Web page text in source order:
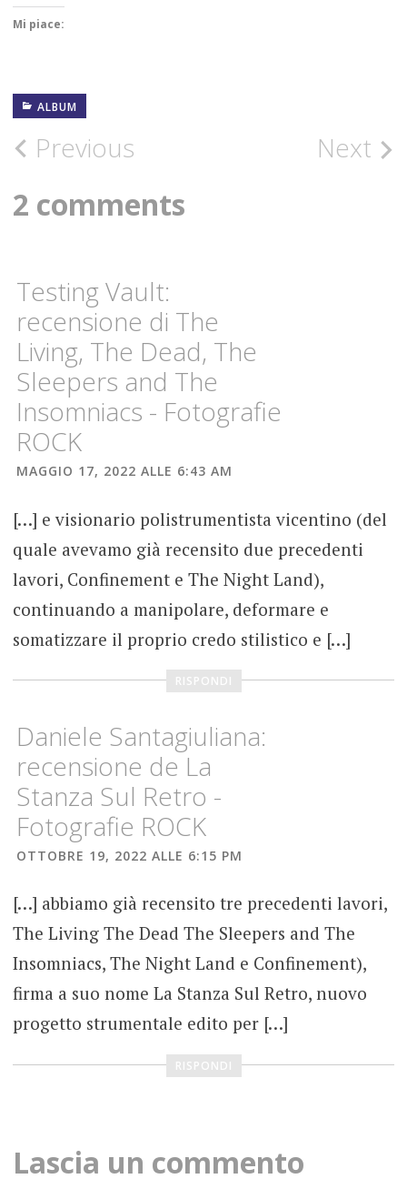
Mi piace:
ALBUM
30
GIUGNO
FOTOGRAFIE
RECORDS
INDUSTRIAL
SPERIMENTALE
MUSICA
CONCRETA
RECENSIONE
ALBUM
TESTING
NIGHT
Post
navigation
Previous Next
2 comments
Testing Vault:
recensione di The
Living, The Dead, The
Sleepers and The
Insomniacs - Fotografie
ROCK
MAGGIO 17, 2022 ALLE 6:43 AM
[…] e visionario polistrumentista vicentino (del
quale avevamo già recensito due precedenti
lavori, Confinement e The Night Land),
continuando a manipolare, deformare e
somatizzare il proprio credo stilistico e […]
RISPONDI
Daniele Santagiuliana:
recensione de La
Stanza Sul Retro -
Fotografie ROCK
OTTOBRE 19, 2022 ALLE 6:15 PM
[…] abbiamo già recensito tre precedenti lavori,
The Living The Dead The Sleepers and The
Insomniacs, The Night Land e Confinement),
firma a suo nome La Stanza Sul Retro, nuovo
progetto strumentale edito per […]
RISPONDI
Lascia un commento